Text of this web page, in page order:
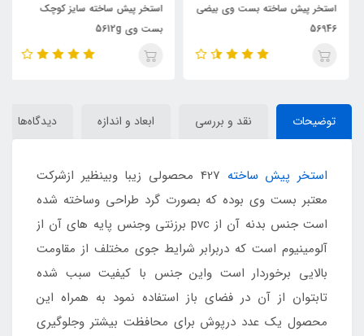
استخر پیش ساخته بست وی بیضی
56946
استخر پیش ساخته سایز کوچک
بست وی 5612g
توضیحات نقد و بررسی ابعاد و اندازه دیدگاه‌ها
استخر پیش ساخته
427 محصولی زیبا وبینظیر ازشرکت
معتبر بست وی بوده که بصورت گرد طراحی وساخته شده
است جنس بدنه آن از pvc برزنتی وجنس پایه های آن از
آلومینیوم است که دربرابر شرایط جوی مختلف از مقاومت
بالایی برخوردار است واین جنس با کیفیت سبب شده
تابتوان از آن در فضای باز استفاده نمود به همراه این
محصول یک عدد درپوش برای محافظت بیشتر وجلوگیری